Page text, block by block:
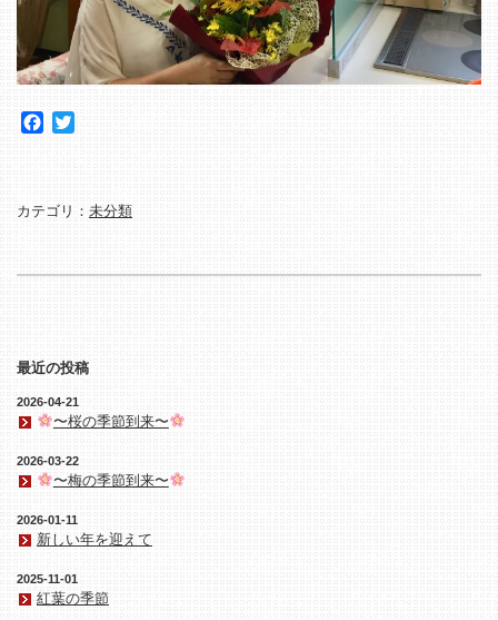
Facebook
カテゴリ： 未分類
最近の投稿
2026-04-21
〜桜の季節到来〜
2026-03-22
〜梅の季節到来〜
2026-01-11
新しい年を迎えて
2025-11-01
紅葉の季節